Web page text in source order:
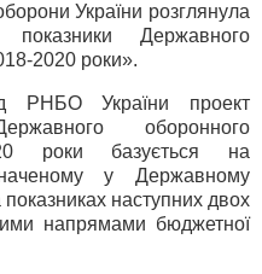
України розглянула
Державного
2020 роки».
РНБО України проект
оборонного
роки базується на
у Державному
показниках наступних двох
напрямами бюджетної